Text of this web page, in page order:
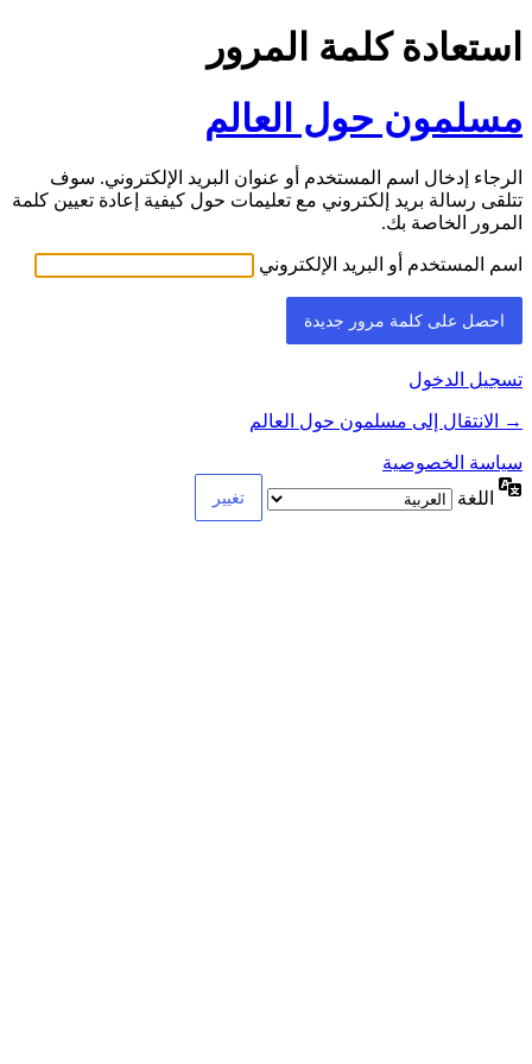
استعادة كلمة المرور
مسلمون حول العالم
الرجاء إدخال اسم المستخدم أو عنوان البريد الإلكتروني. سوف
تتلقى رسالة بريد إلكتروني مع تعليمات حول كيفية إعادة تعيين كلمة
المرور الخاصة بك.
اسم المستخدم أو البريد الإلكتروني
تسجيل الدخول
→ الانتقال إلى مسلمون حول العالم
سياسة الخصوصية
اللغة